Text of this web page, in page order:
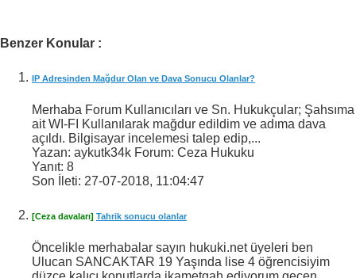
Benzer Konular :
IP Adresinden Mağdur Olan ve Dava Sonucu Olanlar?
Merhaba Forum Kullanıcıları ve Sn. Hukukçular; Şahsıma
ait WI-FI Kullanılarak mağdur edildim ve adıma dava
açıldı. Bilgisayar incelemesi talep edip,...
Yazan: aykutk34k Forum: Ceza Hukuku
Yanıt: 8
Son İleti: 27-07-2018, 11:04:47
[Ceza davaları] Tahrik sonucu olanlar
Öncelikle merhabalar sayın hukuki.net üyeleri ben
Ulucan SANCAKTAR 19 Yaşında lise 4 öğrencisiyim